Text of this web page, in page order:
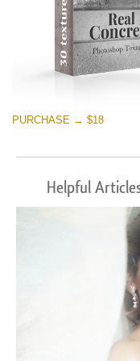
PURCHASE → $18
Helpful